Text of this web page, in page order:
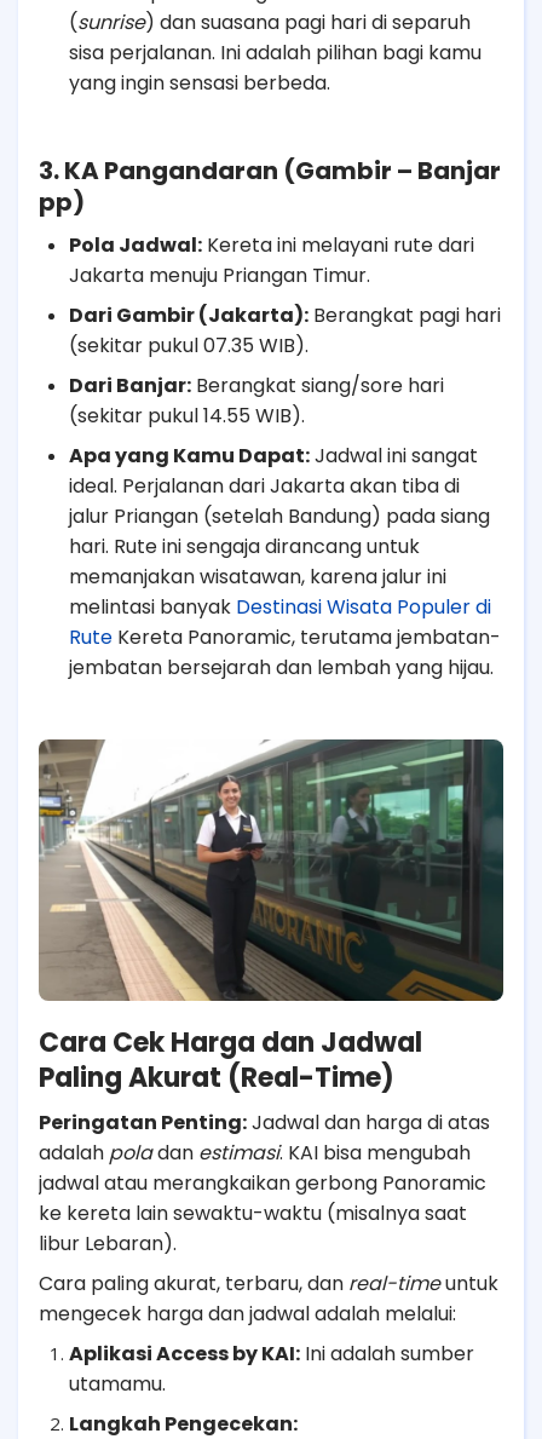
(sunrise) dan suasana pagi hari di separuh
sisa perjalanan. Ini adalah pilihan bagi kamu
yang ingin sensasi berbeda.
3. KA Pangandaran (Gambir – Banjar
pp)
Pola Jadwal: Kereta ini melayani rute dari
Jakarta menuju Priangan Timur.
Dari Gambir (Jakarta): Berangkat pagi hari
(sekitar pukul 07.35 WIB).
Dari Banjar: Berangkat siang/sore hari
(sekitar pukul 14.55 WIB).
Apa yang Kamu Dapat:Jadwal ini sangat
ideal. Perjalanan dari Jakarta akan tiba di
jalur Priangan (setelah Bandung) pada siang
hari. Rute ini sengaja dirancang untuk
memanjakan wisatawan, karena jalur ini
melintasi banyak Destinasi Wisata Populer di
Rute Kereta Panoramic, terutama jembatan-
jembatan bersejarah dan lembah yang hijau.
Cara Cek Harga dan Jadwal
Paling Akurat (Real-Time)
Peringatan Penting:Jadwal dan harga di atas
adalah poladan estimasi. KAI bisa mengubah
jadwal atau merangkaikan gerbong Panoramic
ke kereta lain sewaktu-waktu (misalnya saat
libur Lebaran).
Cara paling akurat, terbaru, dan real-timeuntuk
mengecek harga dan jadwal adalah melalui:
Aplikasi Access by KAI: Ini adalah sumber
utamamu.
Langkah Pengecekan: